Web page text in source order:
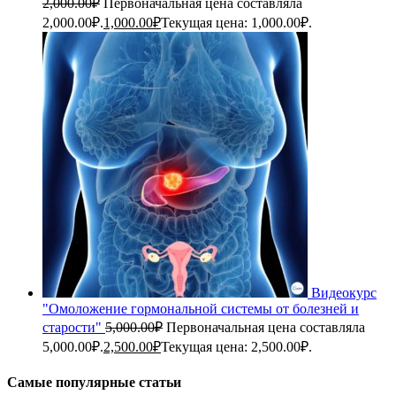
2,000.00₽
Первоначальная цена составляла
2,000.00₽.1,000.00₽Текущая цена: 1,000.00₽.
Видеокурс
"Омоложение гормональной системы от болезней и
старости" 5,000.00₽ Первоначальная цена составляла
5,000.00₽.2,500.00₽Текущая цена: 2,500.00₽.
Самые популярные статьи